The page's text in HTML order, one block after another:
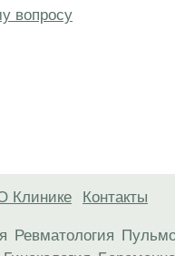
вопросу
Клинике Контакты
Ревматология